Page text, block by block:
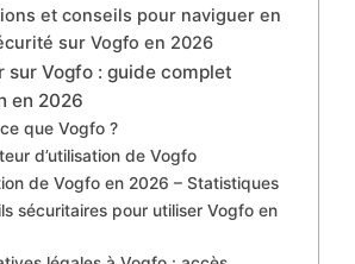
et conseils pour naviguer en
sur Vogfo en 2026
sur Vogfo : guide complet
en 2026
ce que Vogfo ?
d’utilisation de Vogfo
de Vogfo en 2026 – Statistiques
sécuritaires pour utiliser Vogfo en